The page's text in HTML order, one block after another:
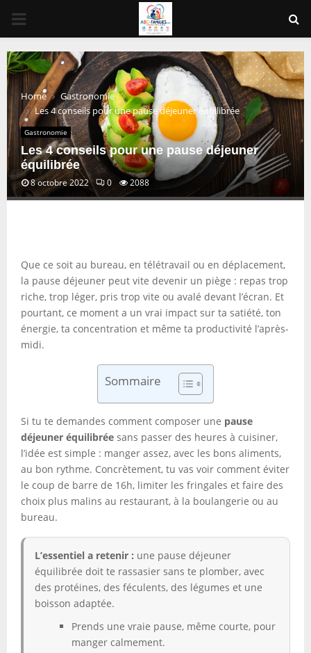
PRIMARY
MENU
Home
Gastronomie
Les 4 conseils pour une pause déjeuner équilibrée
Gastronomie
Les 4 conseils pour une pause déjeuner
équilibrée
8 octobre 2022 0 2088
Que ce soit au bureau, en télétravail ou en déplacement,
la pause déjeuner peut vite devenir un piège : repas trop
riche, trop léger, pris trop vite ou avalé devant l’écran. Et
pourtant, ce moment a un vrai impact sur ta satiété, ton
énergie, ta concentration et même ta productivité l’après-
midi.
Sommaire
Si tu te demandes comment composer une pause
déjeuner équilibrée sans passer des heures à cuisiner,
l’idée est simple : manger assez, avec les bons aliments,
au bon rythme. Concrètement, tu vas voir comment éviter
le coup de barre de 16h, limiter les fringales et faire des
choix plus malins au restaurant, à la boulangerie ou au
bureau.
L’essentiel a retenir : une pause déjeuner
équilibrée doit te rassasier sans te plomber, avec
des protéines, des féculents, des légumes et une
boisson adaptée.
Prends une vraie pause, même courte, pour
manger calmement.